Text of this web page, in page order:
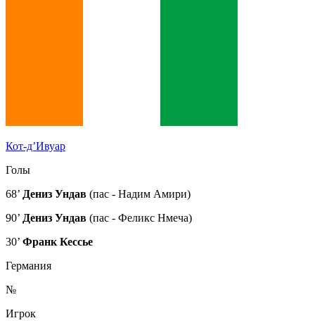
Кот-д’Ивуар
Голы
68’ Дениз Ундав (пас - Надим Амири)
90’ Дениз Ундав (пас - Феликс Нмеча)
30’ Франк Кессье
Германия
№
Игрок